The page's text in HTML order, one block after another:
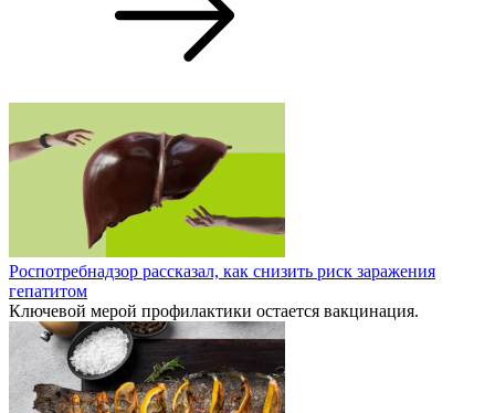
Роспотребнадзор рассказал, как снизить риск заражения
гепатитом
Ключевой мерой профилактики остается вакцинация.